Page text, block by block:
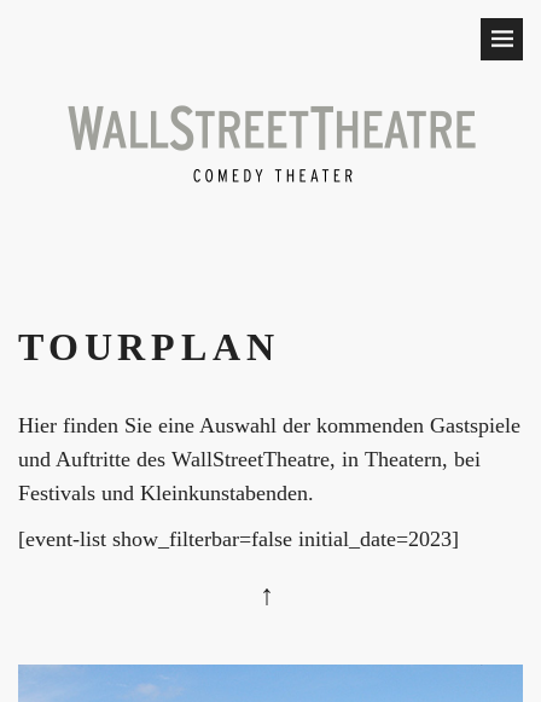
TOURPLAN
Hier finden Sie eine Auswahl der kommenden Gastspiele
und Auftritte des WallStreetTheatre, in Theatern, bei
Festivals und Kleinkunstabenden.
[event-list show_filterbar=false initial_date=2023]